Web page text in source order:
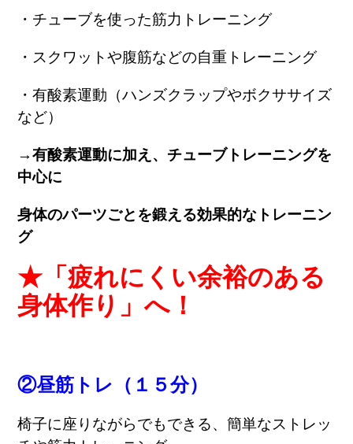
・チューブを使った筋力トレーニング
・スクワットや腹筋などの自重トレーニング
・有酸素運動（ハンズクラップやボクササイズ
など）
→有酸素運動に加え、チューブトレーニングを
中心に
身体のパーツごとを鍛える効果的なトレーニン
グ
★「疲れにくい余裕のある
身体作り」へ！
②昼筋トレ（１５分）
椅子に座りながらでもできる、簡単なストレッ